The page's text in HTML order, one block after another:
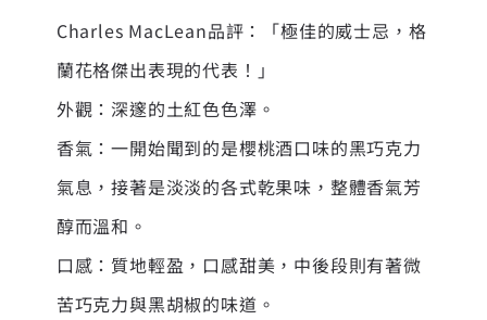
Charles MacLean品評：「極佳的威士忌，格
蘭花格傑出表現的代表！」
外觀：深邃的土紅色色澤。
香氣：一開始聞到的是櫻桃酒口味的黑巧克力
氣息，接著是淡淡的各式乾果味，整體香氣芳
醇而溫和。
口感：質地輕盈，口感甜美，中後段則有著微
苦巧克力與黑胡椒的味道。